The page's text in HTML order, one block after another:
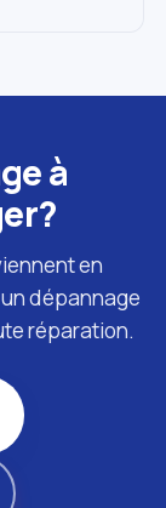
à
en
dépannage
réparation.